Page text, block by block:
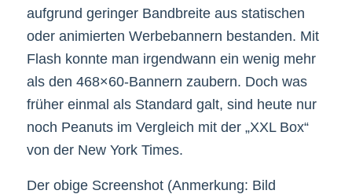
aufgrund geringer Bandbreite aus statischen
oder animierten Werbebannern bestanden. Mit
Flash konnte man irgendwann ein wenig mehr
als den 468×60-Bannern zaubern. Doch was
früher einmal als Standard galt, sind heute nur
noch Peanuts im Vergleich mit der „XXL Box“
von der New York Times.
Der obige Screenshot (Anmerkung: Bild